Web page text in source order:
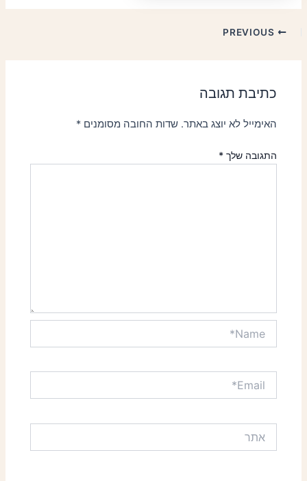
כתיבת תגובה
האימייל לא יוצג באתר. שדות החובה מסומנים*
התגובה שלך*